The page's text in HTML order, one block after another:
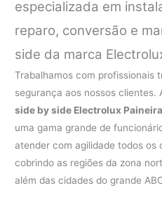
especializada em
reparo, conversão e
side da marca
Trabalhamos com profissionais
segurança aos nossos clientes.
side by side Electrolux
uma gama grande de
atender com agilidade todos os
cobrindo as regiões da zona
além das cidades do grande